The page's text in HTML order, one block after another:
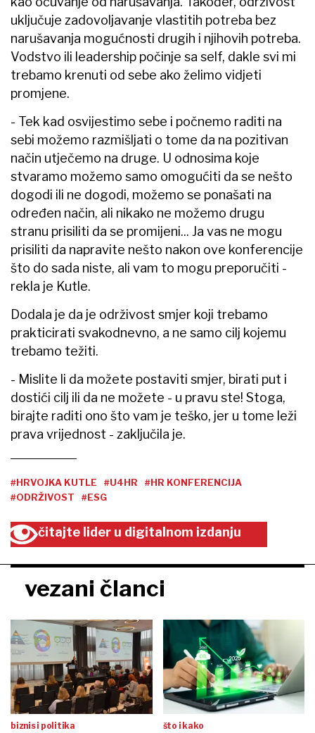
uključuje zadovoljavanje vlastitih potreba bez
narušavanja mogućnosti drugih i njihovih potreba.
Vodstvo ili leadership počinje sa self, dakle svi mi
trebamo krenuti od sebe ako želimo vidjeti
promjene.
- Tek kad osvijestimo sebe i počnemo raditi na
sebi možemo razmišljati o tome da na pozitivan
način utječemo na druge. U odnosima koje
stvaramo možemo samo omogućiti da se nešto
dogodi ili ne dogodi, možemo se ponašati na
određen način, ali nikako ne možemo drugu
stranu prisiliti da se promijeni... Ja vas ne mogu
prisiliti da napravite nešto nakon ove konferencije
što do sada niste, ali vam to mogu preporučiti -
rekla je Kutle.
Dodala je da je održivost smjer koji trebamo
prakticirati svakodnevno, a ne samo cilj kojemu
trebamo težiti.
- Mislite li da možete postaviti smjer, birati put i
dostići cilj ili da ne možete - u pravu ste! Stoga,
birajte raditi ono što vam je teško, jer u tome leži
prava vrijednost - zaključila je.
#HRVOJKA KUTLE #U4HR
#HR KONFERENCIJA
#ODRŽIVOST
#ESG
čitajte lider u digitalnom izdanju
vezani članci
biznis i politika što i kako